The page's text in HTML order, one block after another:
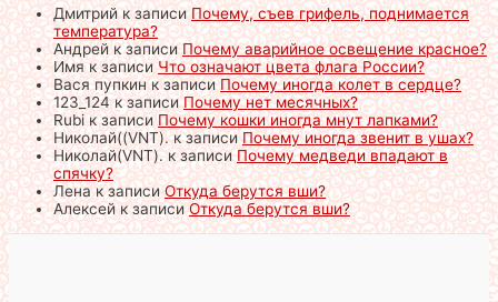
Дмитрийк записиПочему, съев грифель, поднимается
температура?
Андрейк записиПочему аварийное освещение красное?
Имяк записиЧто означают цвета флага России?
Вася пупкинк записиПочему иногда колет в сердце?
123_124к записиПочему нет месячных?
Rubiк записиПочему кошки иногда мнут лапками?
Николай((VNT).к записиПочему иногда звенит в ушах?
Николай(VNT).к записиПочему медведи впадают в
спячку?
Ленак записиОткуда берутся вши?
Алексейк записиОткуда берутся вши?